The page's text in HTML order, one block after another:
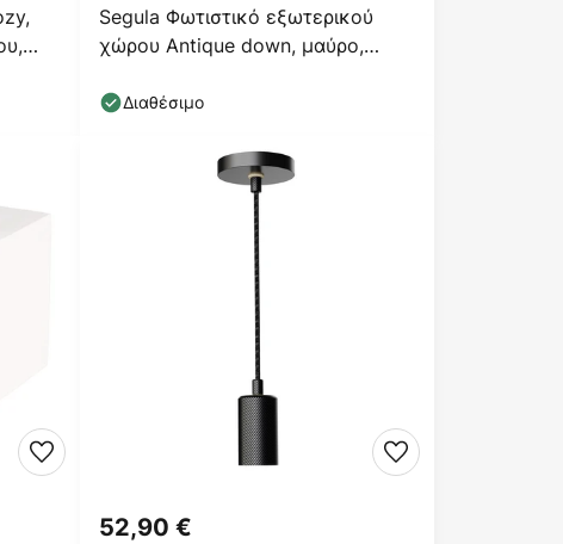
Segula Φωτιστικό εξωτερικού
χώρου Antique down, μαύρο,
Διαθέσιμο
52,90 €